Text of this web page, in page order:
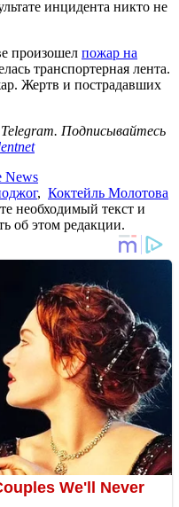
инцидента никто не
произошел пожар на
транспортерная лента.
Жертв и пострадавших
Подписывайтесь
News
, Коктейль Молотова
необходимый текст и
об этом редакции.